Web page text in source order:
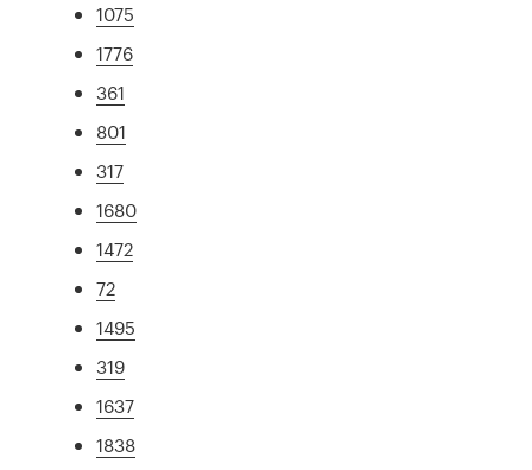
1075
1776
361
801
317
1680
1472
72
1495
319
1637
1838